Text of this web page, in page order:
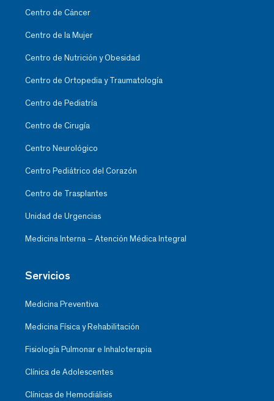
Centro de Cáncer
Centro de la Mujer
Centro de Nutrición y Obesidad
Centro de Ortopedia y Traumatología
Centro de Pediatría
Centro de Cirugía
Centro Neurológico
Centro Pediátrico del Corazón
Centro de Trasplantes
Unidad de Urgencias
Medicina Interna – Atención Médica Integral
Servicios
Medicina Preventiva
Medicina Física y Rehabilitación
Fisiología Pulmonar e Inhaloterapia
Clínica de Adolescentes
Clínicas de Hemodiálisis